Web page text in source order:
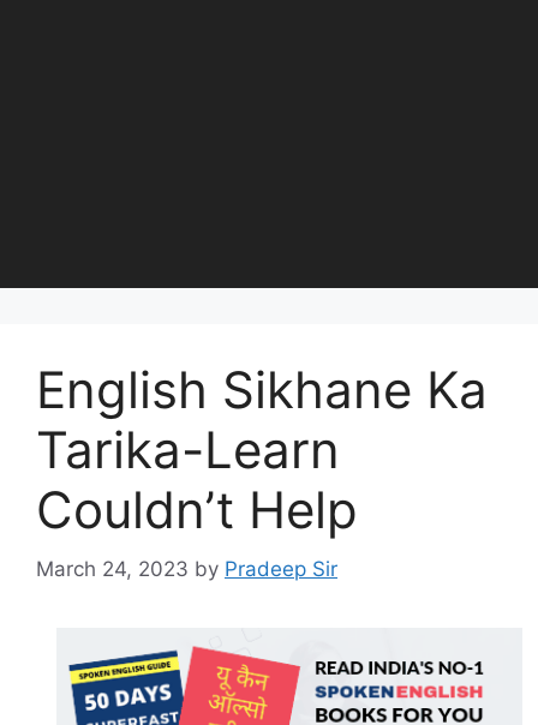
English Sikhane Ka
Tarika-Learn
Couldn’t Help
March 24, 2023 by Pradeep Sir